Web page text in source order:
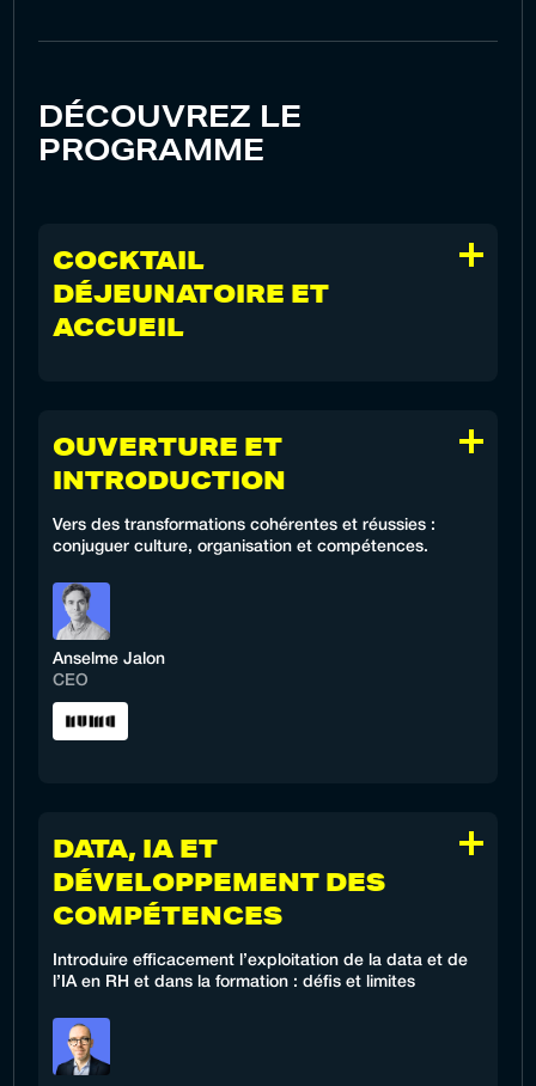
DÉCOUVREZ LE
PROGRAMME
COCKTAIL
DÉJEUNATOIRE ET
ACCUEIL
OUVERTURE ET
INTRODUCTION
Vers des transformations cohérentes et réussies :
conjuguer culture, organisation et compétences.
Anselme Jalon
CEO
DATA, IA ET
DÉVELOPPEMENT DES
COMPÉTENCES
Introduire efficacement l’exploitation de la data et de
l’IA en RH et dans la formation : défis et limites